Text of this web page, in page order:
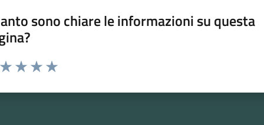
sono chiare le informazioni su questa
da 1 a 5 stelle la pagina